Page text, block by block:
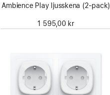
Ambience Play ljusskena (2-pack)
1 595,00 kr